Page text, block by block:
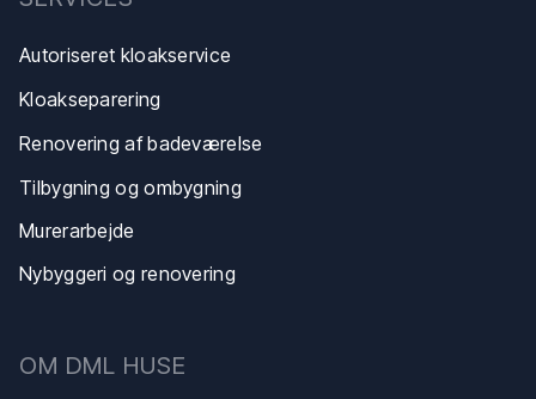
Autoriseret kloakservice
Kloakse​parering
Renovering af badeværelse
Tilbygning og ombygning
Murerarbejde
Nybyggeri og renovering
​OM DML HUSE